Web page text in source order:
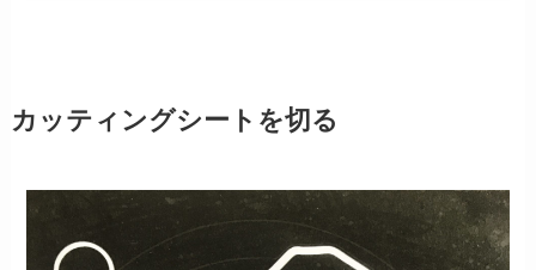
カッティングシートを切る